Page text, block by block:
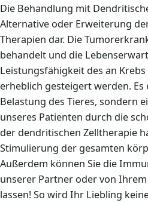
Die Behandlung mit
Alternative oder Erweiterung
Therapien dar. Die
behandelt und die
Leistungsfähigkeit des an
erheblich gesteigert werden.
Belastung des Tieres, sondern
unseres Patienten durch die
der dendritischen Zelltherapie
Stimulierung der gesamten
Außerdem können Sie die
unserer Partner oder von
lassen! So wird Ihr Liebling